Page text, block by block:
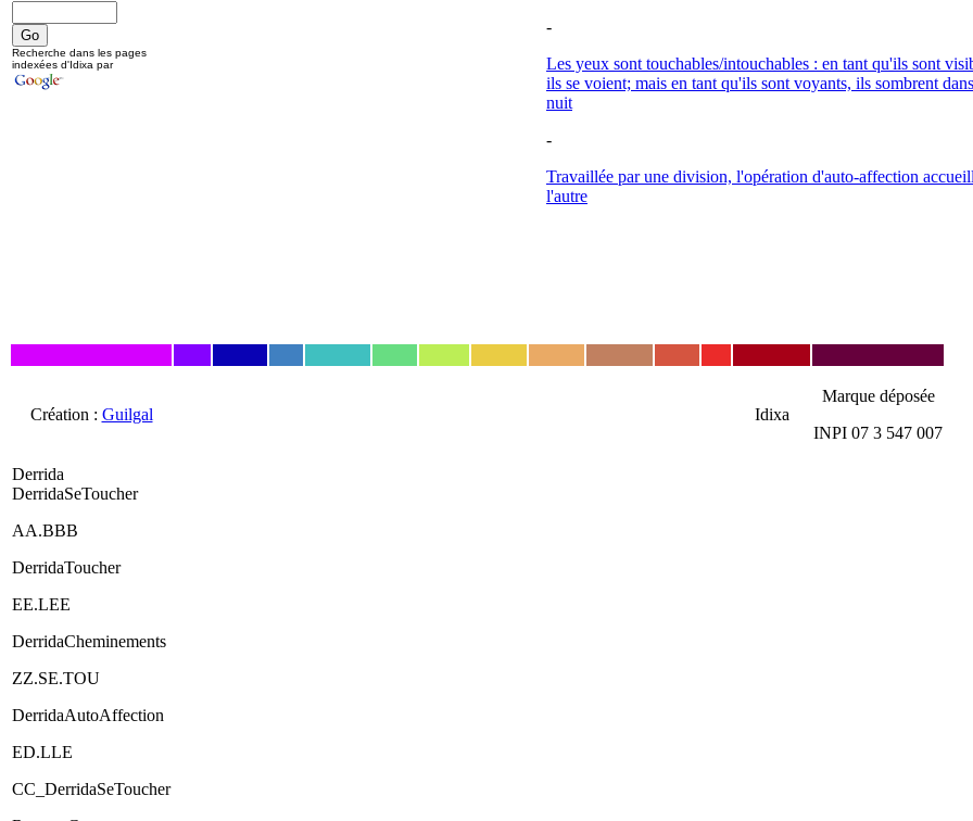
-
Les yeux sont touchables/intouchables : en tant qu'ils sont
ils se voient; mais en tant qu'ils sont voyants, ils sombrent
nuit
-
Travaillée par une division, l'opération d'auto-affection
l'autre
Recherche dans les pages
indexées d'Idixa par
Création : Guilgal Idixa
Marque déposée
INPI 07 3 547 007
Derrida
DerridaSeToucher
AA.BBB
DerridaToucher
EE.LEE
DerridaCheminements
ZZ.SE.TOU
DerridaAutoAffection
ED.LLE
CC_DerridaSeToucher